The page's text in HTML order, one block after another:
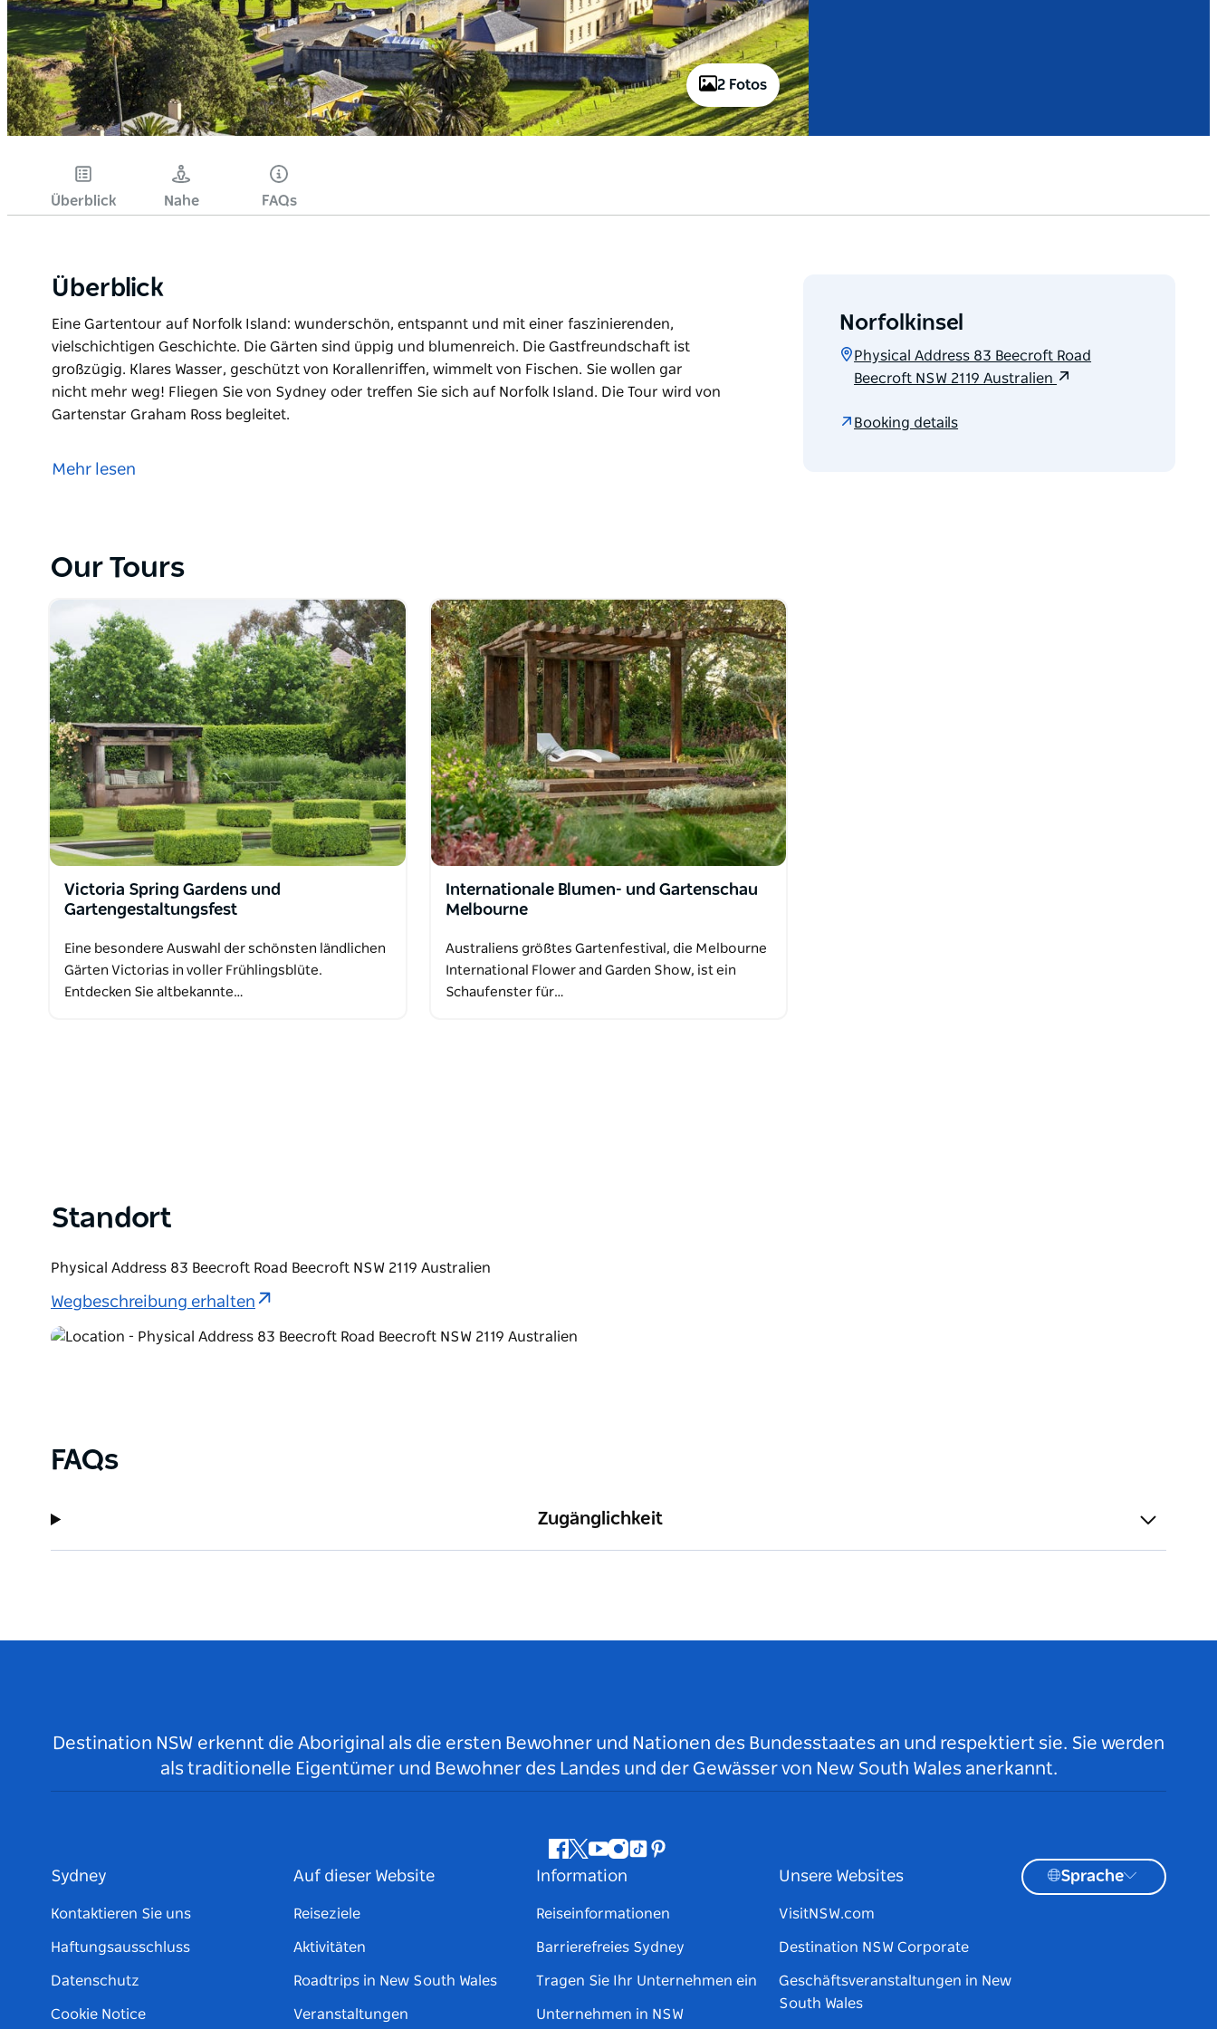
2 Fotos
Überblick Nahe FAQs
Überblick
Eine Gartentour auf Norfolk Island: wunderschön, entspannt und mit einer faszinierenden,
vielschichtigen Geschichte. Die Gärten sind üppig und blumenreich. Die Gastfreundschaft ist
großzügig. Klares Wasser, geschützt von Korallenriffen, wimmelt von Fischen. Sie wollen gar
nicht mehr weg! Fliegen Sie von Sydney oder treffen Sie sich auf Norfolk Island. Die Tour wird von
Gartenstar Graham Ross begleitet.
vielschichtigen Geschichte. Die Gärten sind üppig und blumenreich. Die Gastfreundschaft ist
Mehr lesen
Norfolkinsel
Physical Address 83 Beecroft Road
Beecroft NSW 2119 Australien
Booking details
Our Tours
Victoria Spring Gardens und
Gartengestaltungsfest
Eine besondere Auswahl der schönsten ländlichen
Gärten Victorias in voller Frühlingsblüte.
Entdecken Sie altbekannte…
Internationale Blumen- und Gartenschau
Melbourne
Australiens größtes Gartenfestival, die Melbourne
International Flower and Garden Show, ist ein
Schaufenster für…
Standort
Physical Address 83 Beecroft Road Beecroft NSW 2119 Australien
Wegbeschreibung erhalten
FAQs
Zugänglichkeit
Destination NSW erkennt die Aboriginal als die ersten Bewohner und Nationen des Bundesstaates an und respektiert sie. Sie werden
als traditionelle Eigentümer und Bewohner des Landes und der Gewässer von New South Wales anerkannt.
Facebook
Twitter
YouTube
Instagram
TikTokPinterest
Sydney
Kontaktieren Sie uns
Haftungsausschluss
Datenschutz
Cookie Notice
Auf dieser Website
Reiseziele
Aktivitäten
Roadtrips in New South Wales
Veranstaltungen
Information
Reiseinformationen
Barrierefreies Sydney
Tragen Sie Ihr Unternehmen ein
Unternehmen in NSW
Unsere Websites
VisitNSW.com
Destination NSW Corporate
Geschäftsveranstaltungen in New
South Wales
Sprache